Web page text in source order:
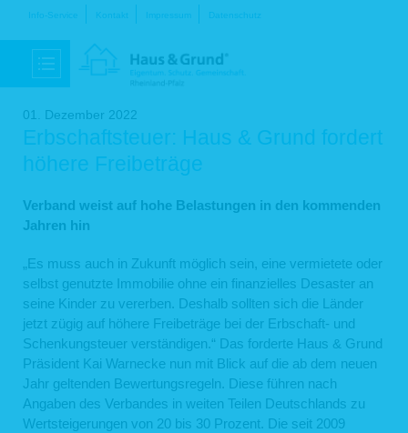
Navigation
Info-Service Kontakt Impressum Datenschutz
01. Dezember 2022
Erbschaftsteuer: Haus & Grund fordert
höhere Freibeträge
Verband weist auf hohe Belastungen in den kommenden
Jahren hin
„Es muss auch in Zukunft möglich sein, eine vermietete oder
selbst genutzte Immobilie ohne ein finanzielles Desaster an
seine Kinder zu vererben. Deshalb sollten sich die Länder
jetzt zügig auf höhere Freibeträge bei der Erbschaft- und
Schenkungsteuer verständigen.“ Das forderte Haus & Grund
Präsident Kai Warnecke nun mit Blick auf die ab dem neuen
Jahr geltenden Bewertungsregeln. Diese führen nach
Angaben des Verbandes in weiten Teilen Deutschlands zu
Wertsteigerungen von 20 bis 30 Prozent. Die seit 2009